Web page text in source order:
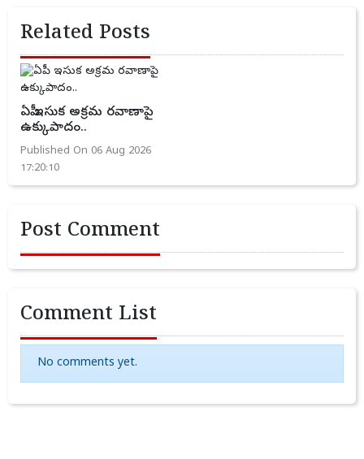
Related Posts
ఏపీ ఇసుక అక్రమ రవాణాపై
ఉక్కుపాదం..
Published On 06 Aug 2026
17:20:10
Post Comment
Comment List
No comments yet.